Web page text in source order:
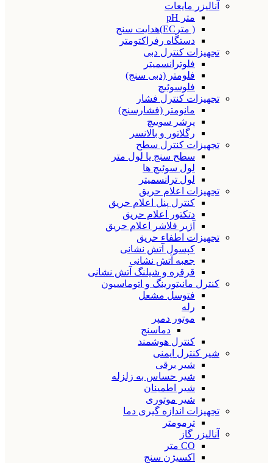
آنالیزر مایعات
متر pH
( مترEC)هدایت سنج
دستگاه رفراکتومتر
تجهیزات کنترل دبی
فلوترانسمیتر
فلومتر (دبی سنج)
فلوسوئیچ
تجهیزات کنترل فشار
مانومتر (فشارسنج)
پرشر سوییچ
رگلاتور و بالانسر
تجهیزات کنترل سطح
سطح سنج یا لول متر
لول سوئیچ ها
لول ترانسمیتر
تجهیزات اعلام حریق
کنترل پنل اعلام حریق
دتکتور اعلام حریق
آژیر فلاشر اعلام حریق
تجهیزات اطفاء حریق
کپسول آتش نشانی
جعبه آتش نشانی
قرقره و شیلنگ آتش نشانی
کنترل مانیتورینگ و اتوماسیون
فتوسل مشعل
رله
موتور دمپر
دماسنج
کنترل هوشمند
شیر کنترل ایمنی
شیر برقی
شیر حساس به زلزله
شیر اطمینان
شیر موتوری
تجهیزات اندازه گیری دما
ترمومتر
آنالیزر گاز
CO متر
اکسیژن سنج